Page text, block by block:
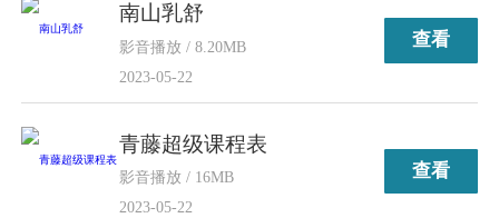
南山乳舒
影音播放 / 8.20MB
2023-05-22
查看
青藤超级课程表
影音播放 / 16MB
2023-05-22
查看